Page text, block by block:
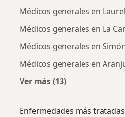
Médicos generales en
Médicos generales en La
Médicos generales en
Médicos generales en
Ver más (13)
Enfermedades más tratadas